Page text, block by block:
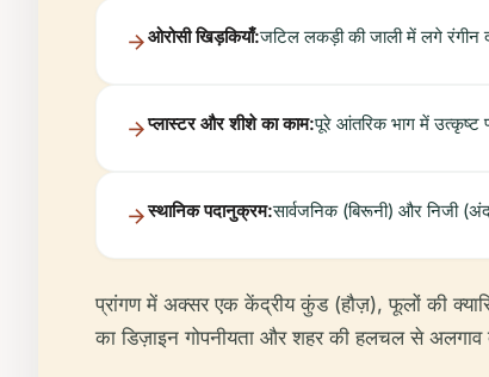
ओरोसी खिड़कियाँ:जटिल लकड़ी की जाली में लगे रंगीन
प्लास्टर और शीशे का काम:पूरे आंतरिक भाग में उत्कृष्ट
स्थानिक पदानुक्रम:सार्वजनिक (बिरूनी) और निजी
प्रांगण में अक्सर एक केंद्रीय कुंड (हौज़), फूलों की
का डिज़ाइन गोपनीयता और शहर की हलचल से अलगाव